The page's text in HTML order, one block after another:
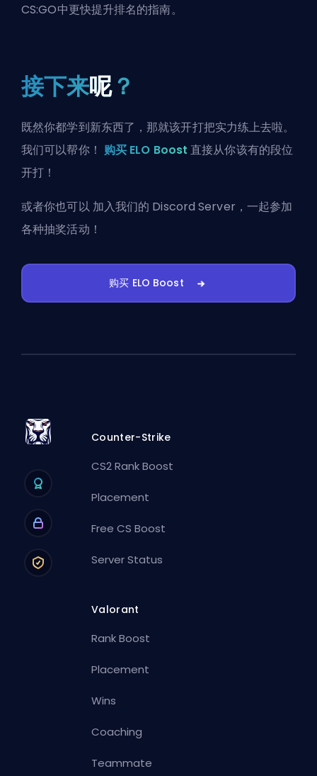
CS:GO中更快提升排名的指南。
接下来呢？
既然你都学到新东西了，那就该开打把实力练上去啦。
我们可以帮你！ 购买 ELO Boost 直接从你该有的段位
开打！
或者你也可以 加入我们的 Discord Server ，一起参加
各种抽奖活动！
购买 ELO Boost
Counter-Strike
CS2 Rank Boost
Placement
Free CS Boost
Server Status
Valorant
Rank Boost
Placement
Wins
Coaching
Teammate